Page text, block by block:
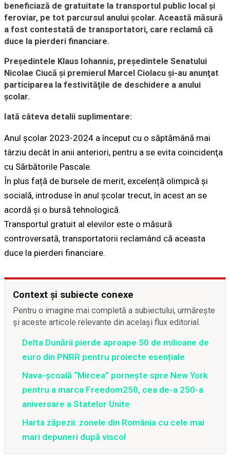
beneficiază de gratuitate la transportul public local și
feroviar, pe tot parcursul anului școlar. Această măsură
a fost contestată de transportatori, care reclamă că
duce la pierderi financiare.
Preşedintele Klaus Iohannis, preşedintele Senatului
Nicolae Ciucă şi premierul Marcel Ciolacu şi-au anunţat
participarea la festivităţile de deschidere a anului
şcolar.
Iată câteva detalii suplimentare:
Anul școlar 2023-2024 a început cu o săptămână mai
târziu decât în anii anteriori, pentru a se evita coincidenţa
cu Sărbătorile Pascale.
În plus față de bursele de merit, excelență olimpică și
socială, introduse în anul școlar trecut, în acest an se
acordă și o bursă tehnologică.
Transportul gratuit al elevilor este o măsură
controversată, transportatorii reclamând că aceasta
duce la pierderi financiare.
Context și subiecte conexe
Pentru o imagine mai completă a subiectului, urmărește
și aceste articole relevante din același flux editorial.
Delta Dunării pierde aproape 50 de milioane de
euro din PNRR pentru proiecte esențiale
Nava-școală “Mircea” pornește spre New York
pentru a marca Freedom250, cea de-a 250-a
aniversare a Statelor Unite
Harta zăpezii: zonele din România cu cele mai
mari depuneri după viscol